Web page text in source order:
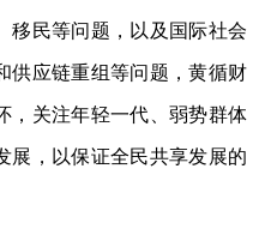
移民等问题，以及国际社会
供应链重组等问题，黄循财
，关注年轻一代、弱势群体
展，以保证全民共享发展的